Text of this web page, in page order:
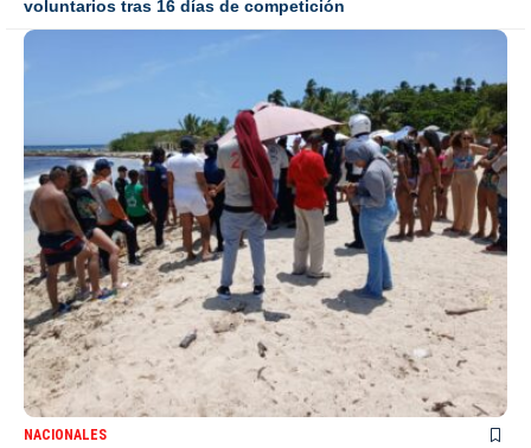
voluntarios tras 16 días de competición
NACIONALES